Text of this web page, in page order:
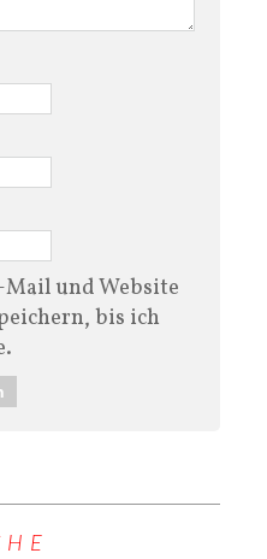
und Website
bis ich